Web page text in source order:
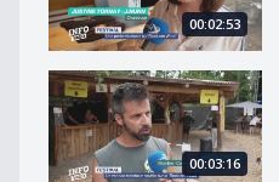
00:02:53
Un vent de fraîcheur
00:03:16